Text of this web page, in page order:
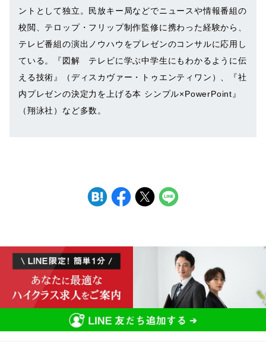
ントとして独立。民放キー局などでニュースや情報番組の
校閲、テロップ・フリップ制作監修に携わった経験から、
テレビ番組の演出ノウハウをプレゼンのコンサルに応用し
ている。『図解 テレビに学ぶ中学生にもわかるように伝
える技術』（ディスカヴァー・トゥエンティワン）、『社
内プレゼンの決定力を上げる本 シンプル×PowerPoint』
（翔泳社）など多数。